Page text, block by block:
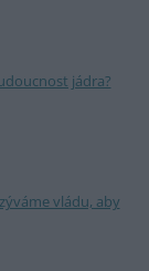
jádra?
vládu, aby